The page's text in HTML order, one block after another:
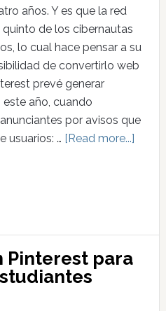
años. Y es que la red
de los cibernautas
lo cual hace pensar a su
de convertirlo web
prevé generar
año, cuando
por avisos que
usuarios: … [Read more...]
Pinterest para